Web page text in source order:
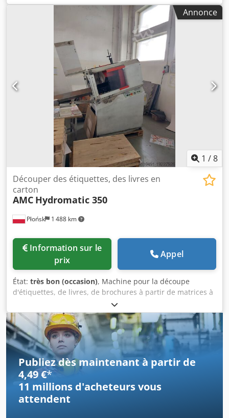
presses à découper pour étiquettes. Dwsdpfxjzmu I He
Albja Très bon état. La machine est 100% opérationnelle et
prête pour la production. Il s'agit du modèle actuellement
en production. Caractéristiques techniques : Format
maximal : 220 x 220 mm Nombre de cycles : 18/min
Productivité : 900 000 feuilles/h Poids : 700 kg La machine
est équipée d'une unité hydraulique à action rapide.
Barrières immatérielles de sécurité. Table d'alimentation
réglable dans toutes les directions. Deux modes de
fonctionnement : semi-automatique et manuel. Guidage
de bande à la sortie.
Annonce
1 /8
Płońsk 1 488 km
Découper des étiquettes, des livres en
carton
AMC Hydromatic 350
prix
Appel
État: très bon (occasion), Machine pour la découpe
d'étiquettes, de livres, de brochures à partir de matrices à
pousser. Format maximal 350 x 350 mm Dwsdpfswm Hk Ajx
Albja
Publiez dès maintenant à partir de
4,49 €*
11 millions d'acheteursvous
attendent